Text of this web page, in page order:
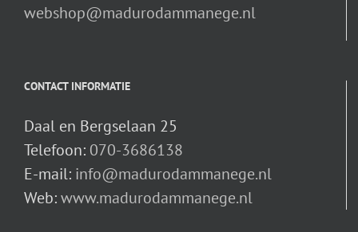
webshop@madurodammanege.nl
CONTACT INFORMATIE
Daal en Bergselaan 25
Telefoon: 070-3686138
E-mail: info@madurodammanege.nl
Web:www.madurodammanege.nl